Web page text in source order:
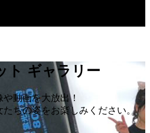
ト ギャラリー
動画を大放出！
ちの姿をお楽しみください。